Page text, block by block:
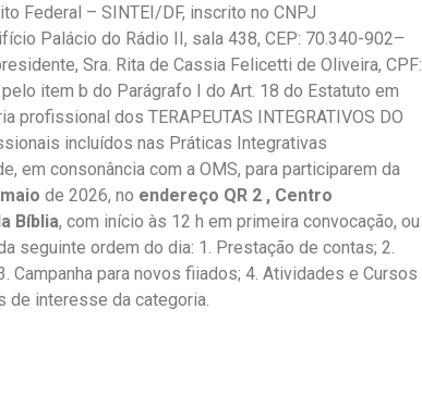
Federal – SINTEI/DF, inscrito no CNPJ
Palácio do Rádio II, sala 438, CEP: 70.340-902–
Sra. Rita de Cassia Felicetti de Oliveira, CPF:
item b do Parágrafo I do Art. 18 do Estatuto em
profissional dos TERAPEUTAS INTEGRATIVOS DO
incluídos nas Práticas Integrativas
em consonância com a OMS, para participarem da
de 2026, no endereço QR 2 , Centro
Bíblia, com início às 12 h em primeira convocação, ou
seguinte ordem do dia: 1. Prestação de contas; 2.
para novos fiiados; 4. Atividades e Cursos
interesse da categoria.